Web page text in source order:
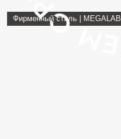
Фирменный стиль | MEGALAB